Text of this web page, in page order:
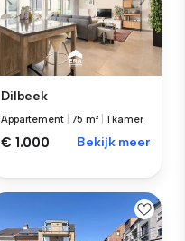
Dilbeek
Appartement |75 m² 1 kamer
€ 1.000 Bekijk meer